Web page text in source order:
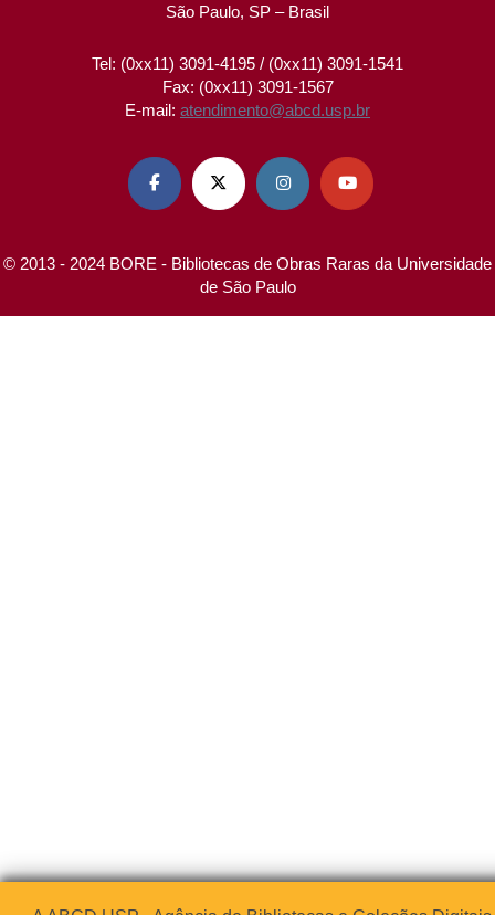
São Paulo, SP – Brasil
Tel: (0xx11) 3091-4195 / (0xx11) 3091-1541
Fax: (0xx11) 3091-1567
E-mail: atendimento@abcd.usp.br
   
© 2013 - 2024 BORE - Bibliotecas de Obras Raras da Universidade
de São Paulo